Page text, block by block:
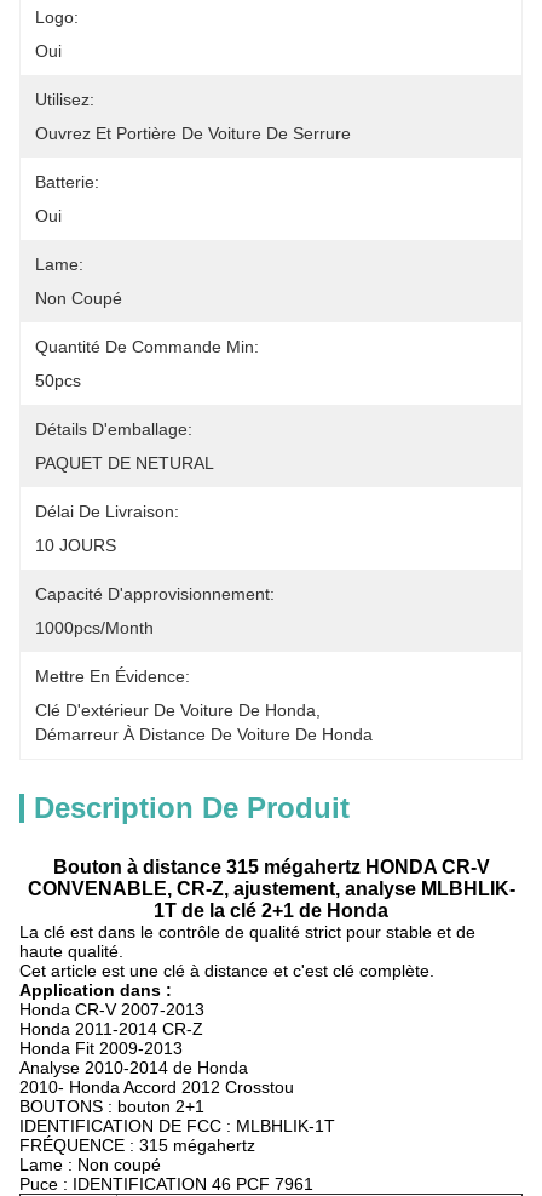
Logo:
Oui
Utilisez:
Ouvrez Et Portière De Voiture De Serrure
Batterie:
Oui
Lame:
Non Coupé
Quantité De Commande Min:
50pcs
Détails D'emballage:
PAQUET DE NETURAL
Délai De Livraison:
10 JOURS
Capacité D'approvisionnement:
1000pcs/month
Mettre En Évidence:
Clé D'extérieur De Voiture De Honda
Démarreur À Distance De Voiture De Honda
Description De Produit
Bouton à distance 315 mégahertz HONDA CR-V
CONVENABLE, CR-Z, ajustement, analyse MLBHLIK-
1T de la clé 2+1 de Honda
La clé est dans le contrôle de qualité strict pour stable et de
haute qualité.
Cet article est une clé à distance et c'est clé complète.
Application dans :
Honda CR-V 2007-2013
Honda 2011-2014 CR-Z
Honda Fit 2009-2013
Analyse 2010-2014 de Honda
2010- Honda Accord 2012 Crosstou
BOUTONS : bouton 2+1
IDENTIFICATION DE FCC : MLBHLIK-1T
FRÉQUENCE : 315 mégahertz
Lame : Non coupé
Puce : IDENTIFICATION 46 PCF 7961